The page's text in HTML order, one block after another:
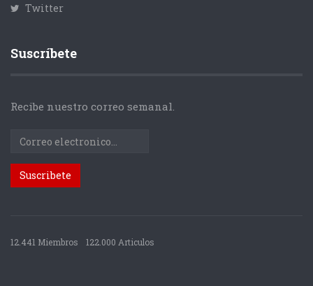
Twitter
Suscríbete
Recibe nuestro correo semanal.
12.441 Miembros 122.000 Articulos